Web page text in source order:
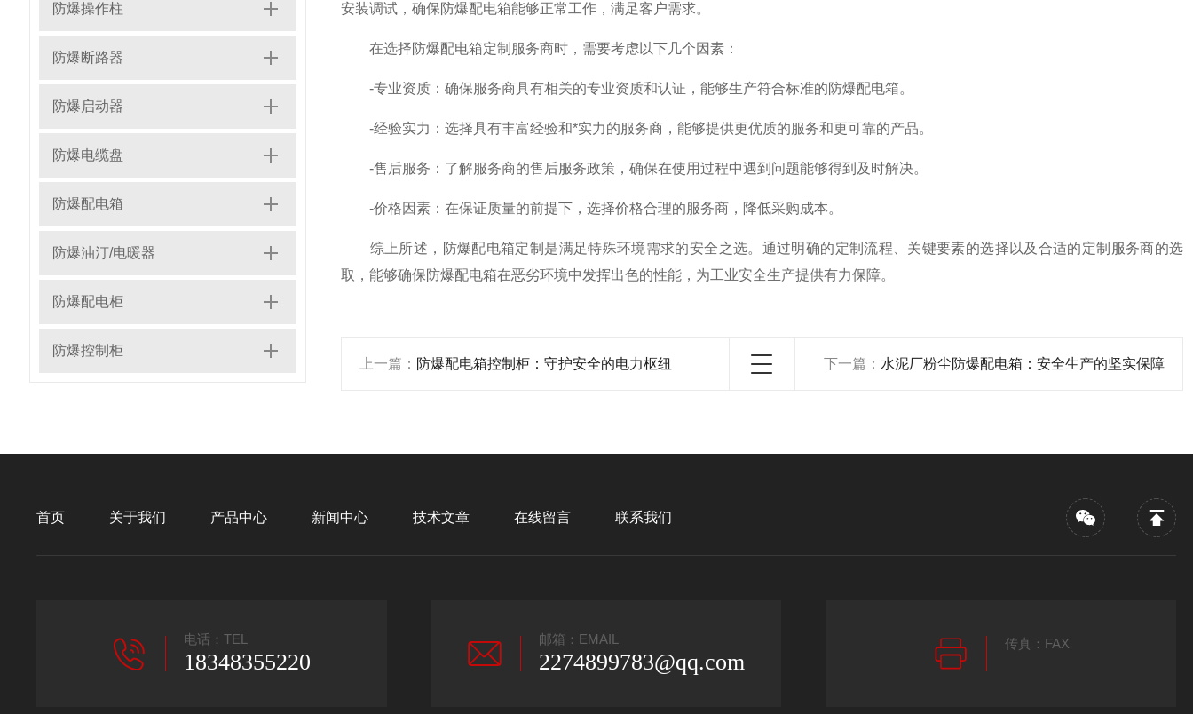
防爆操作柱
防爆断路器
防爆启动器
防爆电缆盘
防爆配电箱
防爆油汀/电暖器
防爆配电柜
防爆控制柜
安装调试，确保防爆配电箱能够正常工作，满足客户需求。
在选择防爆配电箱定制服务商时，需要考虑以下几个因素：
-专业资质：确保服务商具有相关的专业资质和认证，能够生产符合标准的防爆配电箱。
-经验实力：选择具有丰富经验和*实力的服务商，能够提供更优质的服务和更可靠的产品。
-售后服务：了解服务商的售后服务政策，确保在使用过程中遇到问题能够得到及时解决。
-价格因素：在保证质量的前提下，选择价格合理的服务商，降低采购成本。
综上所述，防爆配电箱定制是满足特殊环境需求的安全之选。通过明确的定制流程、关键要素的选择以及合适的定制服务商的选
取，能够确保防爆配电箱在恶劣环境中发挥出色的性能，为工业安全生产提供有力保障。
上一篇： 防爆配电箱控制柜：守护安全的电力枢纽 下一篇： 水泥厂粉尘防爆配电箱：安全生产的坚实保障
首页 关于我们 产品中心 新闻中心 技术文章 在线留言 联系我们
电话：TEL
18348355220
邮箱：EMAIL
2274899783@qq.com
传真：FAX